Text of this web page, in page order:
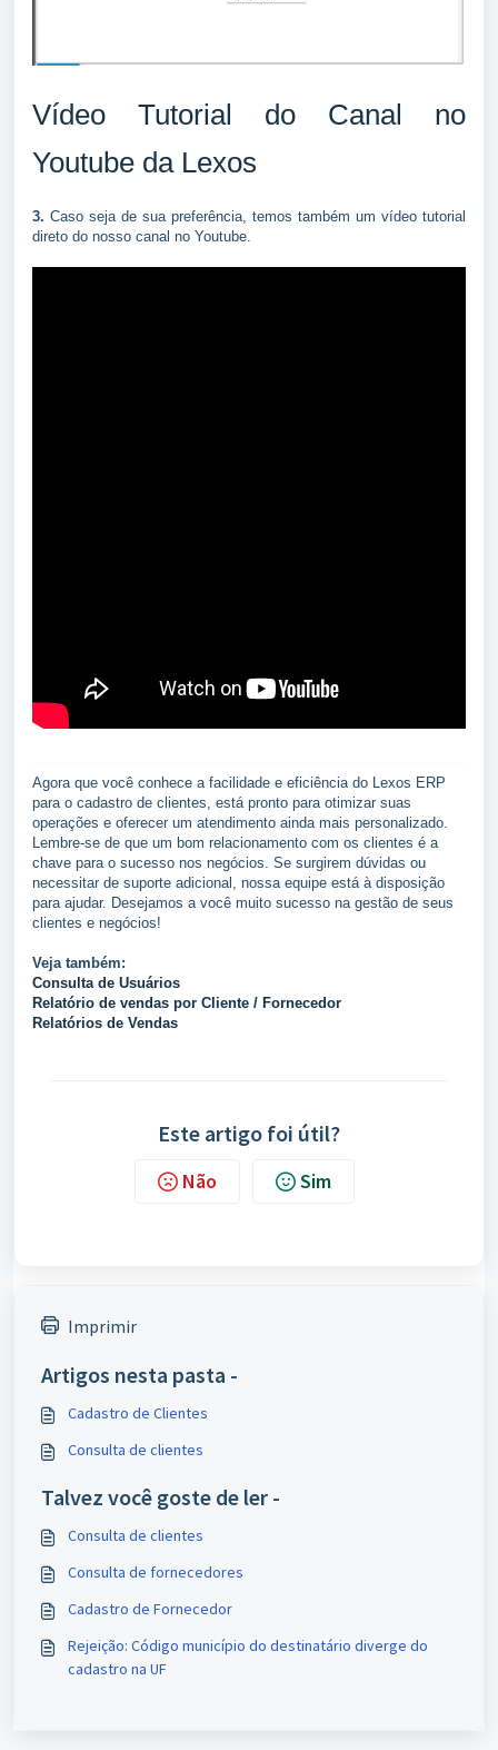
Vídeo Tutorial do Canal no
Youtube da Lexos
3. Caso seja de sua preferência, temos também um vídeo tutorial
direto do nosso canal no Youtube.
Agora que você conhece a facilidade e eficiência do Lexos ERP
para o cadastro de clientes, está pronto para otimizar suas
operações e oferecer um atendimento ainda mais personalizado.
Lembre-se de que um bom relacionamento com os clientes é a
chave para o sucesso nos negócios. Se surgirem dúvidas ou
necessitar de suporte adicional, nossa equipe está à disposição
para ajudar. Desejamos a você muito sucesso na gestão de seus
clientes e negócios!
Veja também:
Consulta de Usuários
Relatório de vendas por Cliente / Fornecedor
Relatórios de Vendas
Este artigo foi útil?
Não Sim
Imprimir
Artigos nesta pasta -
Cadastro de Clientes
Consulta de clientes
Talvez você goste de ler -
Consulta de clientes
Consulta de fornecedores
Cadastro de Fornecedor
Rejeição: Código município do destinatário diverge do
cadastro na UF